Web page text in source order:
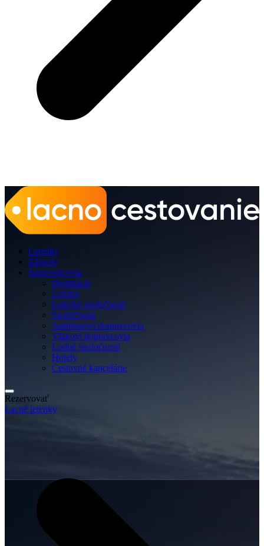
Letenky
Zájazdy
Sprievodcovia
Destinácie
Letisko
Letecké spoločnosti
Spoločnosti
Autobusoví dopravcovia
Vlakoví dopravcovia
Lodné spoločnosti
Hotely
Cestovné kancelárie
Rezervovať
Lacné letenky